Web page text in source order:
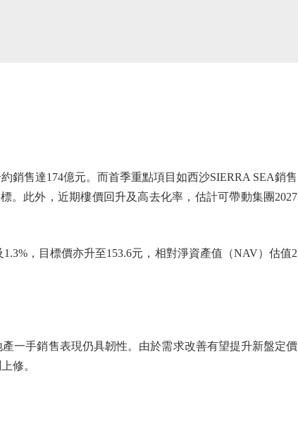
售達174億元。而首季重點項目如西沙SIERRA SEA銷售
。此外，近期樓價回升及高去化率，估計可帶動集團2027
，目標價亦升至153.6元，相對淨資產值（NAV）估值2
手銷售表現仍具韌性。由於需求改善有望提升新盤定價
修。